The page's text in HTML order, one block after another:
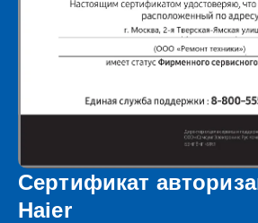
Сертификат
Haier